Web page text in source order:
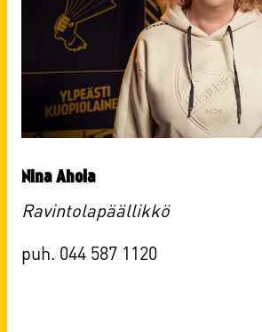
Nina Ahola
Ravintolapäällikkö
puh. 044 587 1120